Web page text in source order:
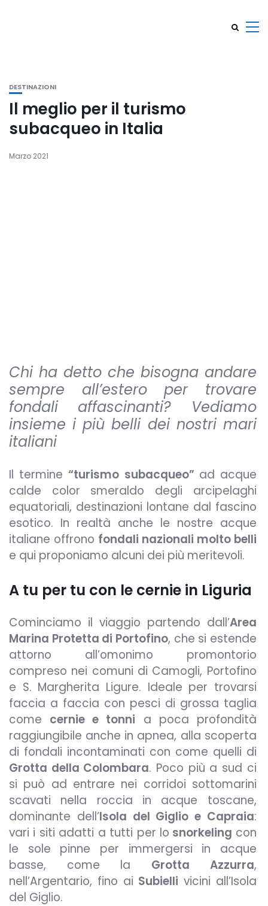
DESTINAZIONI
Il meglio per il turismo
subacqueo in Italia
Marzo 2021
Chi ha detto che bisogna andare
sempre all’estero per trovare
fondali affascinanti? Vediamo
insieme i più belli dei nostri mari
italiani
Il termine“turismo subacqueo” ad acque
calde color smeraldo degli arcipelaghi
equatoriali, destinazioni lontane dal fascino
esotico. In realtà anche le nostre acque
italiane offrono fondali nazionali molto belli
e qui proponiamo alcuni dei più meritevoli.
A tu per tu con le cernie in Liguria
Cominciamo il viaggio partendo dall’Area
Marina Protetta di Portofino, che si estende
attorno all’omonimo promontorio
compreso nei comuni di Camogli, Portofino
e S. Margherita Ligure. Ideale per trovarsi
faccia a faccia con pesci di grossa taglia
come cernie e tonni a poca profondità
raggiungibile anche in apnea, alla scoperta
di fondali incontaminati con come quelli di
Grotta della Colombara. Poco più a sud ci
si può ad entrare nei corridoi sottomarini
scavati nella roccia in acque toscane,
dominante dell’Isola del Giglio e Capraia:
vari i siti adatti a tutti per lo snorkeling con
le sole pinne per immergersi in acque
basse, come la Grotta Azzurra,
nell’Argentario, fino ai Subielli vicini all’Isola
del Giglio.